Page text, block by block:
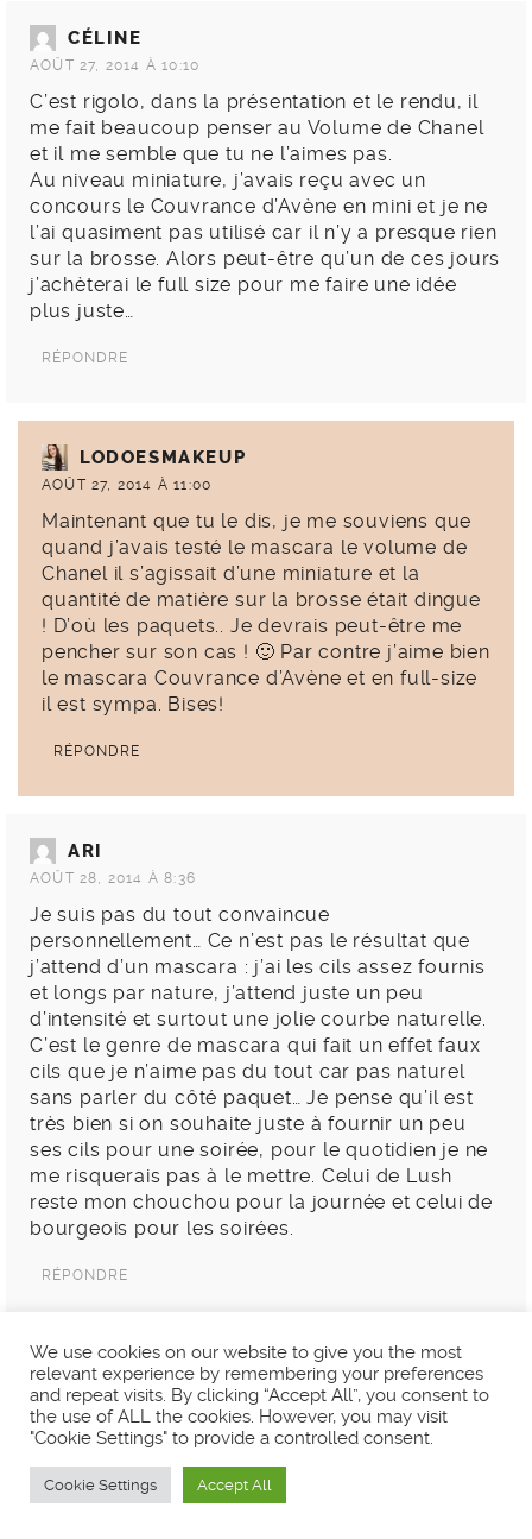
CÉLINE
AOÛT 27, 2014 À 10:10
C’est rigolo, dans la présentation et le rendu, il
me fait beaucoup penser au Volume de Chanel
et il me semble que tu ne l’aimes pas.
Au niveau miniature, j’avais reçu avec un
concours le Couvrance d’Avène en mini et je ne
l’ai quasiment pas utilisé car il n’y a presque rien
sur la brosse. Alors peut-être qu’un de ces jours
j’achèterai le full size pour me faire une idée
plus juste…
RÉPONDRE
LODOESMAKEUP
AOÛT 27, 2014 À 11:00
Maintenant que tu le dis, je me souviens que
quand j’avais testé le mascara le volume de
Chanel il s’agissait d’une miniature et la
quantité de matière sur la brosse était dingue
! D’où les paquets.. Je devrais peut-être me
pencher sur son cas ! 🙂 Par contre j’aime bien
le mascara Couvrance d’Avène et en full-size
il est sympa. Bises!
RÉPONDRE
ARI
AOÛT 28, 2014 À 8:36
Je suis pas du tout convaincue
personnellement… Ce n’est pas le résultat que
j’attend d’un mascara : j’ai les cils assez fournis
et longs par nature, j’attend juste un peu
d’intensité et surtout une jolie courbe naturelle.
C’est le genre de mascara qui fait un effet faux
cils que je n’aime pas du tout car pas naturel
sans parler du côté paquet… Je pense qu’il est
très bien si on souhaite juste à fournir un peu
ses cils pour une soirée, pour le quotidien je ne
me risquerais pas à le mettre. Celui de Lush
reste mon chouchou pour la journée et celui de
bourgeois pour les soirées.
RÉPONDRE
JULIETTE
JANVIER 26, 2015 À 5:32
Super article!
J’en ai aussi fais un dessus!
Je crois qu’il me fait des cils encore plus longs!
We use cookies on our website to give you the most
relevant experience by remembering your preferences
and repeat visits. By clicking “Accept All”, you consent to
the use of ALL the cookies. However, you may visit
"Cookie Settings" to provide a controlled consent.
Cookie Settings Accept All